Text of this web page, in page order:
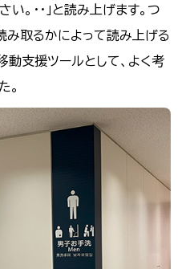
。・・」と読み上げます。つ
み取るかによって読み上げる
動支援ツールとして、よく考
。